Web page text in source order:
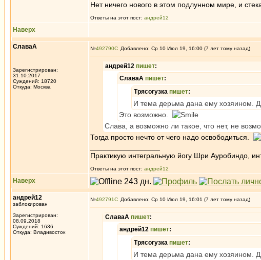
Нет ничего нового в этом подлунном мире, и
Ответы на этот пост: андрей12
Наверх
СлаваА
Зарегистрирован:
31.10.2017
Суждений: 18720
Откуда: Москва
№492790 Добавлено: Ср 10 Июл 19, 16:00 (7 лет тому назад)
андрей12 пишет:
СлаваА пишет:
Трясогузка пишет:
И тема дерьма дана ему хозяином.
Это возможно.
Слава, а возможно ли такое, что нет, не
Тогда просто нечто от чего надо освободиться.
Практикую интегральную йогу Шри Ауробиндо,
Ответы на этот пост: андрей12
Наверх
андрей12
заблокирован
Зарегистрирован:
08.09.2018
Суждений: 1636
Откуда: Владивосток
№492791 Добавлено: Ср 10 Июл 19, 16:01 (7 лет тому назад)
СлаваА пишет:
андрей12 пишет:
Трясогузка пишет:
И тема дерьма дана ему хозяином.